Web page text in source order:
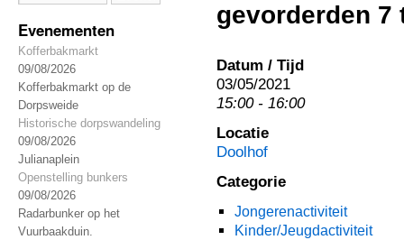
Evenementen
Kofferbakmarkt
09/08/2026
Kofferbakmarkt op de
Dorpsweide
Historische dorpswandeling
09/08/2026
Julianaplein
Openstelling bunkers
09/08/2026
Radarbunker op het
Vuurbaakduin.
gevorderden 7
Datum / Tijd
03/05/2021
15:00 - 16:00
Locatie
Doolhof
Categorie
Jongerenactiviteit
Kinder/Jeugdactiviteit